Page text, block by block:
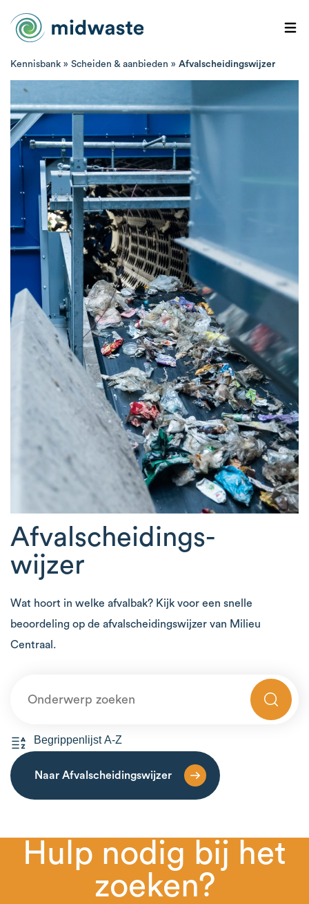
Kennisbank » Scheiden & aanbieden » Afvalscheidingswijzer
Afvalscheidings-
wijzer
Wat hoort in welke afvalbak? Kijk voor een snelle
beoordeling op de afvalscheidingswijzer van Milieu
Centraal.
Naar Afvalscheidingswijzer
Hulp nodig bij het
zoeken?